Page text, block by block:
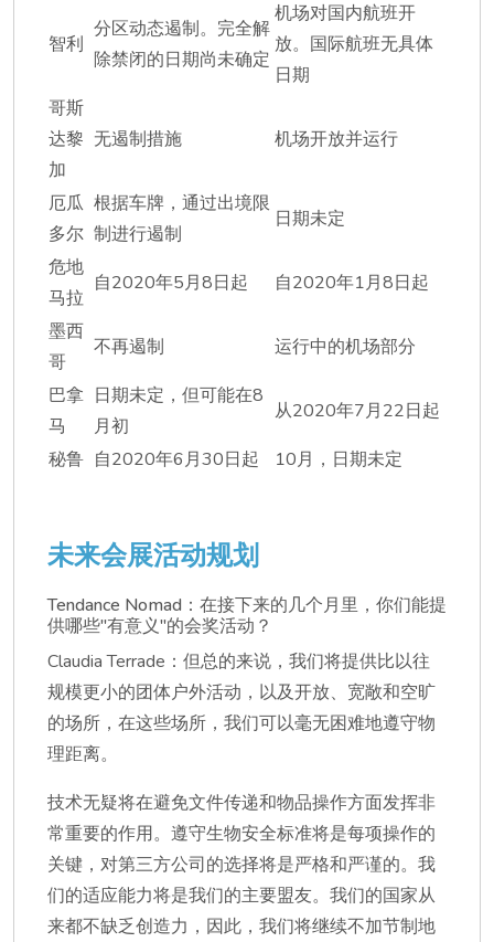
智利
分区动态遏制。完全解
除禁闭的日期尚未确定
机场对国内航班开
放。国际航班无具体
日期
哥斯
达黎
加
无遏制措施 机场开放并运行
厄瓜
多尔
根据车牌，通过出境限
制进行遏制
日期未定
危地
马拉
自2020年5月8日起
自2020年1月8日起
墨西
哥
不再遏制
运行中的机场部分
巴拿
马
日期未定，但可能在8
月初
从2020年7月22日起
秘鲁 自2020年6月30日起 10月，日期未定
未来会展活动规划
Tendance Nomad：在接下来的几个月里，你们能提
供哪些"有意义"的会奖活动？
Claudia Terrade：但总的来说，我们将提供比以往
规模更小的团体户外活动，以及开放、宽敞和空旷
的场所，在这些场所，我们可以毫无困难地遵守物
理距离。
技术无疑将在避免文件传递和物品操作方面发挥非
常重要的作用。遵守生物安全标准将是每项操作的
关键，对第三方公司的选择将是严格和严谨的。我
们的适应能力将是我们的主要盟友。我们的国家从
来都不缺乏创造力，因此，我们将继续不加节制地